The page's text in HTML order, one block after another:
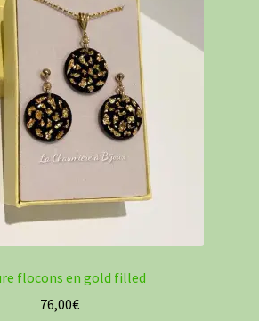
flocons en gold filled
76,00€